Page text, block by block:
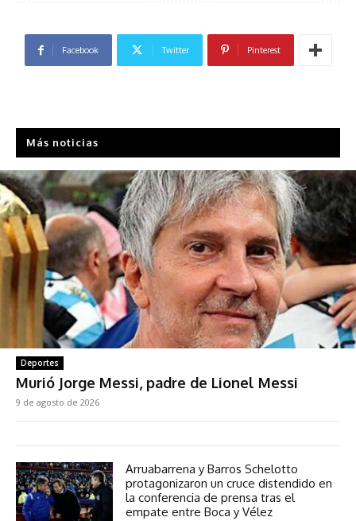
Facebook Twitter Pinterest
Más noticias
Deportes
Murió Jorge Messi, padre de Lionel Messi
9 de agosto de 2026
Arruabarrena y Barros Schelotto
protagonizaron un cruce distendido en
la conferencia de prensa tras el
empate entre Boca y Vélez